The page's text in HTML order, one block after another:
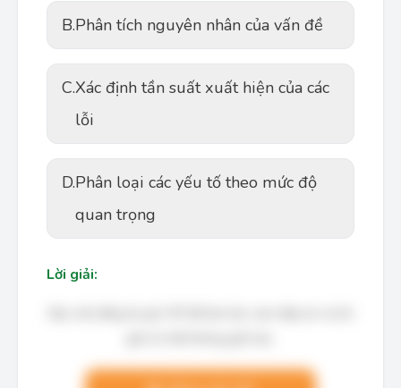
B.Phân tích nguyên nhân của vấn đề
C.Xác định tần suất xuất hiện của các
lỗi
D.Phân loại các yếu tố theo mức độ
quan trọng
Lời giải: